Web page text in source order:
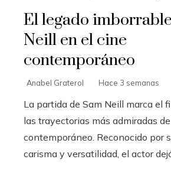
El legado
Neill en el cine
contemporáneo
Anabel Graterol Hace 3 semanas
La partida de Sam Neill marca el
las trayectorias más admiradas
contemporáneo. Reconocido por
carisma y versatilidad, el actor dejó